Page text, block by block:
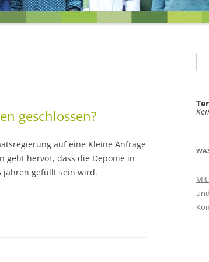
UNSERE ZIELE FÜR DIE ORTSTEILE
BLICK
geschlossen?
auf eine Kleine Anfrage
geht hervor, dass die Deponie in
jahren gefüllt sein wird.
Mit